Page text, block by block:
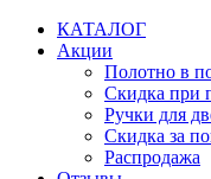
Перейти
содержимому
КАТАЛОГ
Акции
Полотно в
Скидка при
Ручки для
Скидка за
Распродажа